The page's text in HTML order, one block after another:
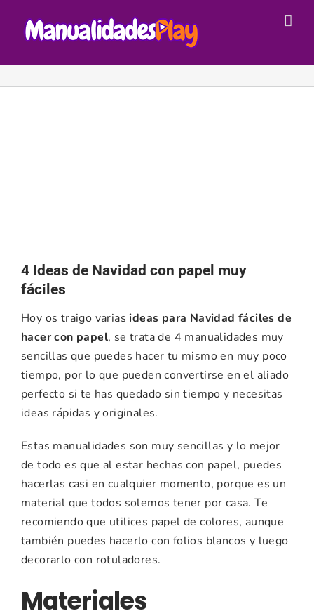
contenido
4 Ideas de Navidad con papel muy
fáciles
Hoy os traigo variasideas para Navidad fáciles de
hacer con papel, se trata de 4 manualidades muy
sencillas que puedes hacer tu mismo en muy poco
tiempo, por lo que pueden convertirse en el aliado
perfecto si te has quedado sin tiempo y necesitas
ideas rápidas y originales.
Estas manualidades son muy sencillas y lo mejor
de todo es que al estar hechas con papel, puedes
hacerlas casi en cualquier momento, porque es un
material que todos solemos tener por casa. Te
recomiendo que utilices papel de colores, aunque
también puedes hacerlo con folios blancos y luego
decorarlo con rotuladores.
Materiales